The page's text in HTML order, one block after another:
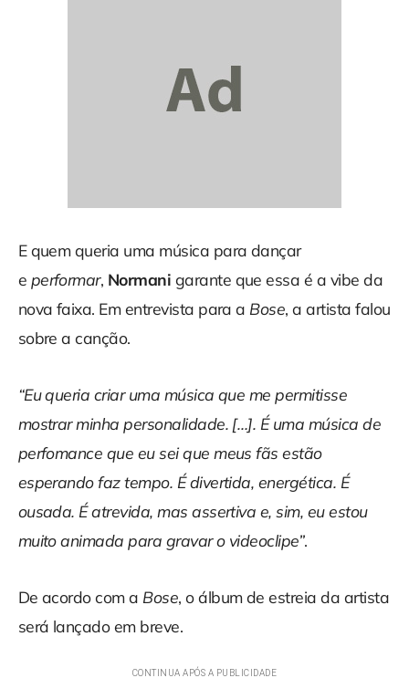
E quem queria uma música para dançar
e performar, Normani garante que essa é a vibe da
nova faixa. Em entrevista para a Bose, a artista falou
sobre a canção.
‪“Eu queria criar uma música que me permitisse
mostrar minha personalidade. […]. É uma música de
perfomance que eu sei que meus fãs estão
esperando faz tempo. É divertida, energética. É
ousada. É atrevida, mas assertiva e, sim, eu estou
muito animada para gravar o videoclipe”‬.
De acordo com a Bose, o álbum de estreia da artista
será lançado em breve.